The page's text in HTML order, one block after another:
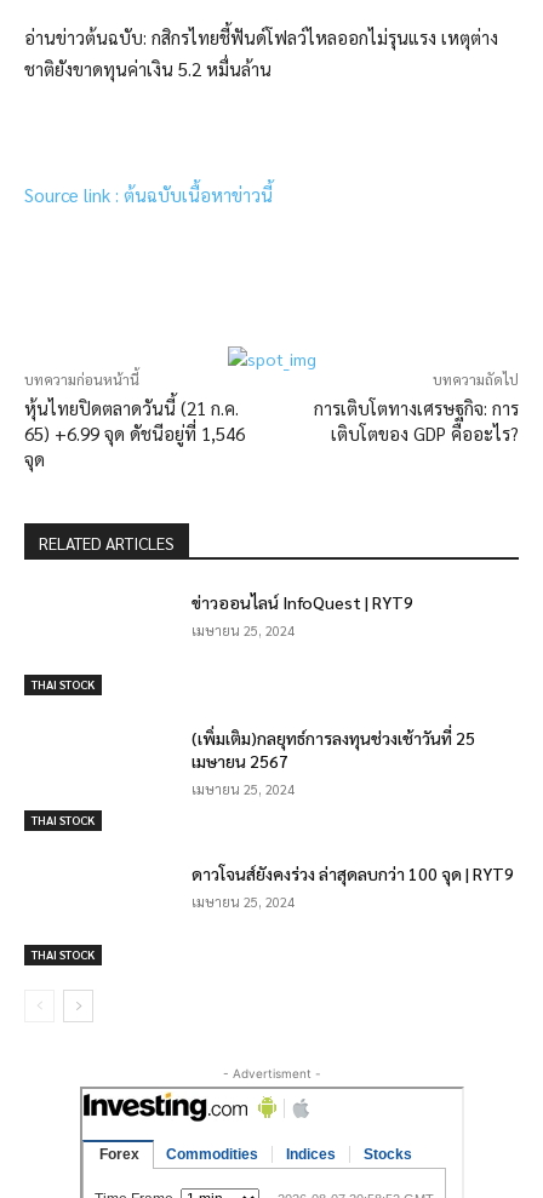
อ่านข่าวต้นฉบับ: กสิกรไทยชี้ฟันด์โฟลว์ไหลออกไม่รุนแรง เหตุต่าง
ชาติยังขาดทุนค่าเงิน 5.2 หมื่นล้าน
Source link : ต้นฉบับเนื้อหาข่าวนี้
บทความก่อนหน้านี้
หุ้นไทยปิดตลาดวันนี้ (21 ก.ค.
65) +6.99 จุด ดัชนีอยู่ที่ 1,546
จุด
บทความถัดไป
การเติบโตทางเศรษฐกิจ: การ
เติบโตของ GDP คืออะไร?
RELATED ARTICLES
THAI STOCK
ข่าวออนไลน์ InfoQuest | RYT9
เมษายน 25, 2024
THAI STOCK
(เพิ่มเติม)กลยุทธ์การลงทุนช่วงเช้าวันที่ 25
เมษายน 2567
เมษายน 25, 2024
THAI STOCK
ดาวโจนส์ยังคงร่วง ล่าสุดลบกว่า 100 จุด | RYT9
เมษายน 25, 2024
- Advertisment -